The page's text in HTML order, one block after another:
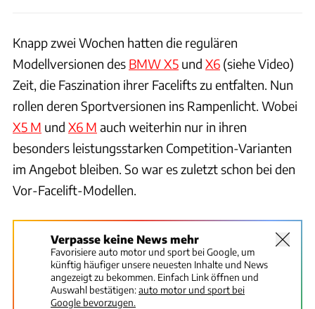
Knapp zwei Wochen hatten die regulären
Modellversionen des BMW X5 und X6 (siehe Video)
Zeit, die Faszination ihrer Facelifts zu entfalten. Nun
rollen deren Sportversionen ins Rampenlicht. Wobei
X5 M und X6 M auch weiterhin nur in ihren
besonders leistungsstarken Competition-Varianten
im Angebot bleiben. So war es zuletzt schon bei den
Vor-Facelift-Modellen.
Verpasse keine News mehr
Favorisiere auto motor und sport bei Google, um
künftig häufiger unsere neuesten Inhalte und News
angezeigt zu bekommen. Einfach Link öffnen und
Auswahl bestätigen:auto motor und sport bei
Google bevorzugen.